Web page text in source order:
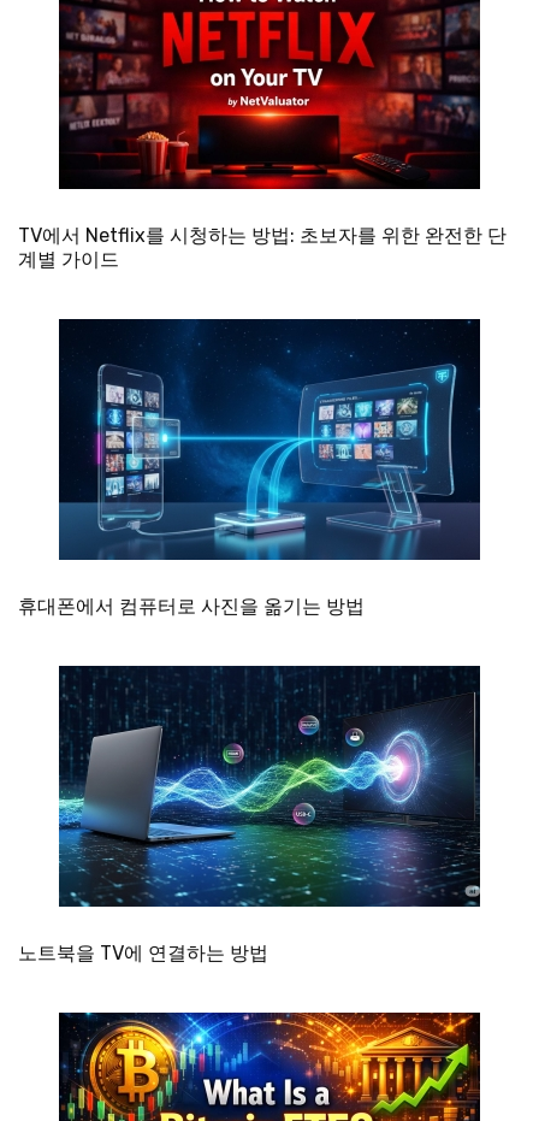
TV에서 Netflix를 시청하는 방법: 초보자를 위한 완전한 단
계별 가이드
휴대폰에서 컴퓨터로 사진을 옮기는 방법
노트북을 TV에 연결하는 방법